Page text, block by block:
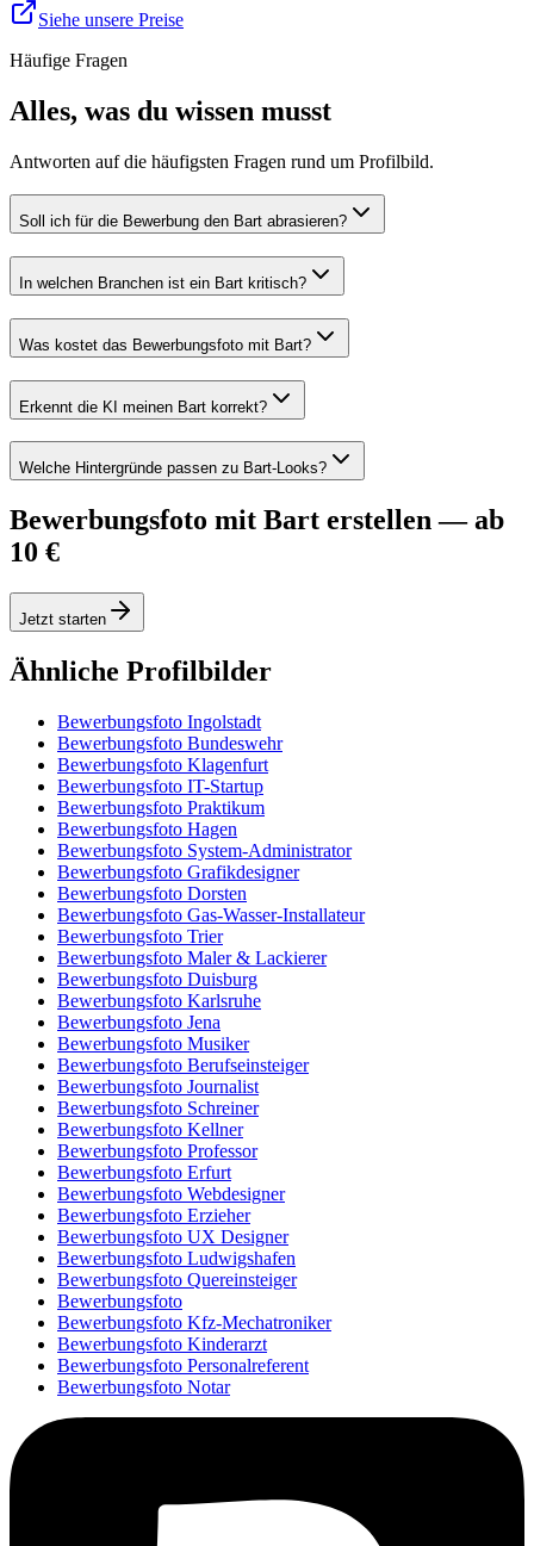
Siehe unsere Preise
Häufige Fragen
Alles, was du wissen musst
Antworten auf die häufigsten Fragen rund um Profilbild.
Soll ich für die Bewerbung den Bart abrasieren?
In welchen Branchen ist ein Bart kritisch?
Was kostet das Bewerbungsfoto mit Bart?
Erkennt die KI meinen Bart korrekt?
Welche Hintergründe passen zu Bart-Looks?
Bewerbungsfoto mit Bart erstellen — ab
10 €
Jetzt starten
Ähnliche Profilbilder
Bewerbungsfoto Ingolstadt
Bewerbungsfoto Bundeswehr
Bewerbungsfoto Klagenfurt
Bewerbungsfoto IT-Startup
Bewerbungsfoto Praktikum
Bewerbungsfoto Hagen
Bewerbungsfoto System-Administrator
Bewerbungsfoto Grafikdesigner
Bewerbungsfoto Dorsten
Bewerbungsfoto Gas-Wasser-Installateur
Bewerbungsfoto Trier
Bewerbungsfoto Maler & Lackierer
Bewerbungsfoto Duisburg
Bewerbungsfoto Karlsruhe
Bewerbungsfoto Jena
Bewerbungsfoto Musiker
Bewerbungsfoto Berufseinsteiger
Bewerbungsfoto Journalist
Bewerbungsfoto Schreiner
Bewerbungsfoto Kellner
Bewerbungsfoto Professor
Bewerbungsfoto Erfurt
Bewerbungsfoto Webdesigner
Bewerbungsfoto Erzieher
Bewerbungsfoto UX Designer
Bewerbungsfoto Ludwigshafen
Bewerbungsfoto Quereinsteiger
Bewerbungsfoto
Bewerbungsfoto Kfz-Mechatroniker
Bewerbungsfoto Kinderarzt
Bewerbungsfoto Personalreferent
Bewerbungsfoto Notar